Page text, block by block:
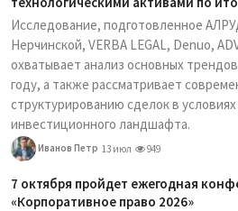
Исследование, подготовленное
Нерчинской, VERBA LEGAL, Denuo,
охватывает анализ основных
году, а также рассматривает
структурированию сделок в
инвестиционного ландшафта.
Иванов Петр 13 июл 949
7 октября пройдет ежегодная
«Корпоративное право 2026»